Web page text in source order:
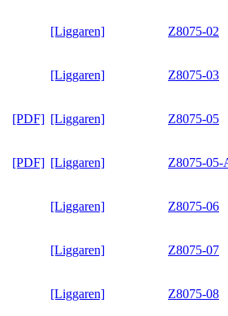
[Liggaren] Z8075-02
[Liggaren] Z8075-03
[PDF] [Liggaren] Z8075-05
[PDF] [Liggaren] Z8075-05-
[Liggaren] Z8075-06
[Liggaren] Z8075-07
[Liggaren] Z8075-08